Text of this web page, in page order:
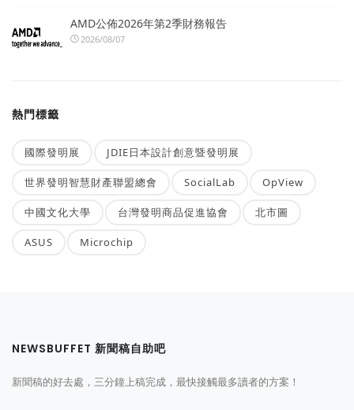
AMD公佈2026年第2季財務報告
2026/08/07
熱門標籤
國際發明展 JDIE日本設計創意暨發明展
世界發明智慧財產聯盟總會 SocialLab OpView
中國文化大學 台灣發明商品促進協會 北市圖
ASUS Microchip
NEWSBUFFET 新聞稿自助吧
新聞稿的好去處，三分鐘上稿完成，最快接觸最多讀者的方案！